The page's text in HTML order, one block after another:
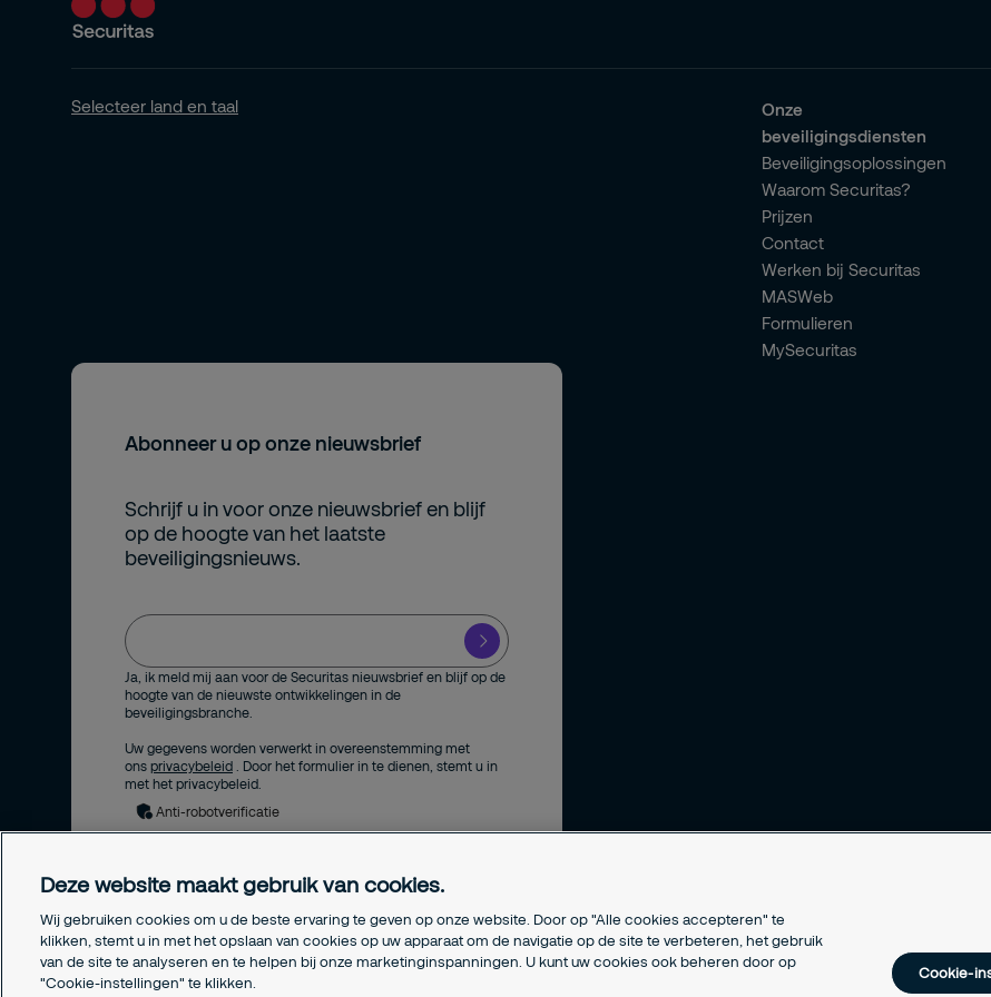
Selecteer land en taal
Abonneer u op onze nieuwsbrief
Schrijf u in voor onze nieuwsbrief en blijf
op de hoogte van het laatste
beveiligingsnieuws.
Ja, ik meld mij aan voor de Securitas nieuwsbrief en blijf op de
hoogte van de nieuwste ontwikkelingen in de
beveiligingsbranche.
Uw gegevens worden verwerkt in overeenstemming met
ons privacybeleid
. Door het formulier in te dienen, stemt u in
met het privacybeleid.
Anti-robotverificatie
Onze
beveiligingsdiensten
Beveiligingsoplossingen
Waarom Securitas?
Prijzen
Contact
Werken bij Securitas
MASWeb
Formulieren
MySecuritas
Deze website maakt gebruik van cookies.
Wij gebruiken cookies om u de beste ervaring te geven op onze website. Door op "Alle cookies accepteren" te
klikken, stemt u in met het opslaan van cookies op uw apparaat om de navigatie op de site te verbeteren, het gebruik
van de site te analyseren en te helpen bij onze marketinginspanningen. U kunt uw cookies ook beheren door op
"Cookie-instellingen" te klikken.
Cookie-